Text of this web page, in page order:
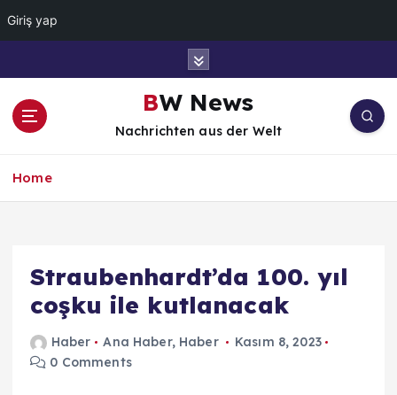
Giriş yap
BW News
Nachrichten aus der Welt
Home
Straubenhardt’da 100. yıl
coşku ile kutlanacak
Haber Ana Haber, Haber
Kasım 8, 2023
0 Comments